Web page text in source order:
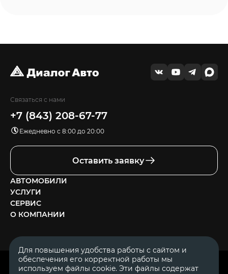
Связаться с нами
+7 (843) 208-67-77
Ежедневно с 8:00 до 20:00
Оставить заявку
АВТОМОБИЛИ
УСЛУГИ
СЕРВИС
О КОМПАНИИ
ОГРН 1111644005153
Для повышения удобства работы с сайтом и
обеспечения его корректной работы мы
используем файлы cookie. Эти файлы содержат